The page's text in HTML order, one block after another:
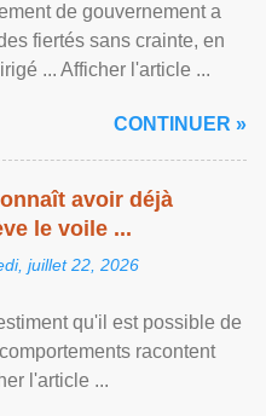
de gouvernement a
fiertés sans crainte, en
... Afficher l'article ...
CONTINUER »
avoir déjà
le voile ...
juillet 22, 2026
qu'il est possible de
racontent
l'article ...